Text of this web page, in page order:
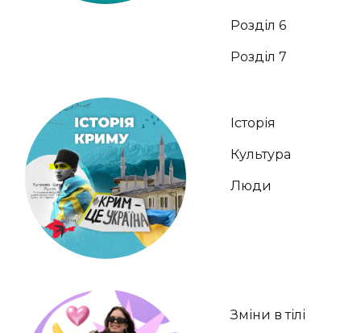
Розділ 6
Розділ 7
Історія
Культура
Люди
Зміни в тілі